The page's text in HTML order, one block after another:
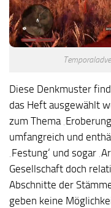
Diese Denkmuster
das Heft ausgewählt
zum Thema
umfangreich und
‚Festung‘ und sogar
Gesellschaft doch
Abschnitte der
geben keine